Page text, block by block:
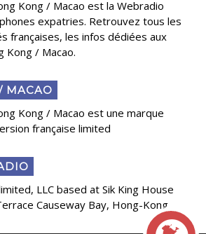
Kong / Macao est la Webradio
expatries. Retrouvez tous les
françaises, les infos dédiées aux
Kong / Macao.
MACAO
Kong / Macao est une marque
française limited
LLC based at Sik King House
Causeway Bay, Hong-Kong